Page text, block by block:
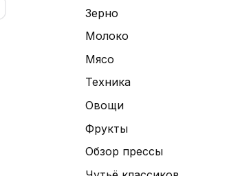
Зерно
Молоко
Мясо
Техника
Овощи
Фрукты
Обзор прессы